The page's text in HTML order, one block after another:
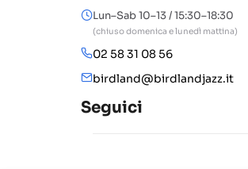
Lun–Sab 10–13 / 15:30–18:30
(chiuso domenica e lunedì mattina)
02 58 31 08 56
birdland@birdlandjazz.it
Seguici